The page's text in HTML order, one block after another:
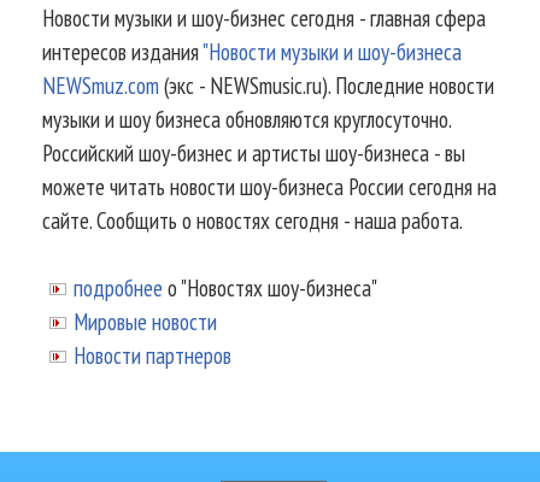
Новости музыки и шоу-бизнес сегодня - главная сфера
интересов издания"Новости музыки и шоу-бизнеса
NEWSmuz.com(экс - NEWSmusic.ru). Последние новости
музыки и шоу бизнеса обновляются круглосуточно.
Российский шоу-бизнес и артисты шоу-бизнеса - вы
можете читать новости шоу-бизнеса России сегодня на
сайте. Сообщить о новостях сегодня - наша работа.
подробнее о "Новостях шоу-бизнеса"
Мировые новости
Новости партнеров